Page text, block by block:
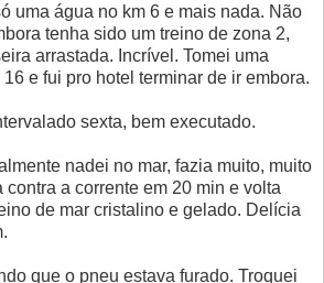
uma água no km 6 e mais nada. Não
tenha sido um treino de zona 2,
arrastada. Incrível. Tomei uma
e fui pro hotel terminar de ir embora.
sexta, bem executado.
nadei no mar, fazia muito, muito
contra a corrente em 20 min e volta
de mar cristalino e gelado. Delícia
que o pneu estava furado. Troquei